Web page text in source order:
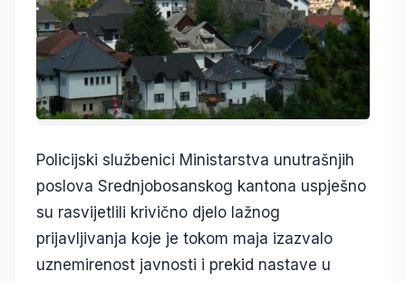
Policijski službenici Ministarstva unutrašnjih
poslova Srednjobosanskog kantona uspješno
su rasvijetlili krivično djelo lažnog
prijavljivanja koje je tokom maja izazvalo
uznemirenost javnosti i prekid nastave u